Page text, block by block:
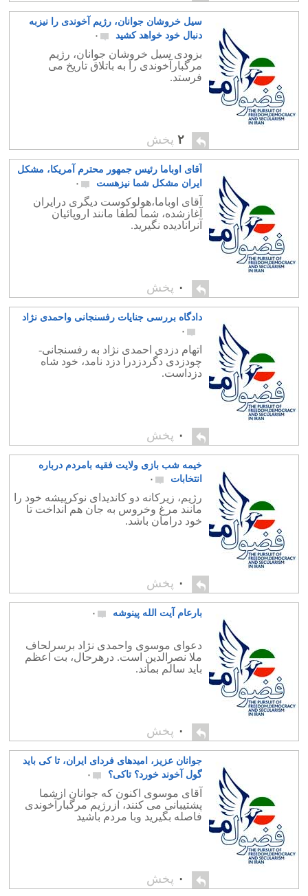
سیل خروشان جوانان، رژیم آخوندی را نیزبه
دنبال خود خواهد کشید
۰
بزودی سیل خروشان جوانان، رژیم
مرگبارآخوندی را به باتلاق تاریخ می
فرستد.
۲ پخش
آقای اوباما رئیس جمهور محترم آمریکا، مشکل
ایران مشکل شما نیزهست
۰
آقای اوباما،هولوکوست دیگری درایران
آغازشده، شما لطفا مانند اروپائیان
آنرانادیده نگیرید.
۰ پخش
دادگاه بررسی جنایات رفسنجانی واحمدی نژاد
۰
اتهام دزدی احمدی نژاد به رفسنجانی-
چودزدی دگردزدرا دزد نامد، خود شاه
دزداست.
۰ پخش
خیمه شب بازی ولایت فقیه بامردم درباره
انتخابات
۰
رژیم، زیرکانه دو کاندیدای نوکرپیشه خود را
مانند مرغ وخروس به جان هم انداخت تا
خود درامان باشد.
۰ پخش
بارعام آیت الله پینوشه ۰
دعوای موسوی واحمدی نژاد برسرلحاف
ملا نصرالدین است. درهرحال، بت اعظم
باید سالم بماند.
۰ پخش
جوانان عزیز، امیدهای فردای ایران، تا کی باید
گول آخوند خورد؟ تاکی؟
۰
آقای موسوی اکنون که جوانان ازشما
پشتیبانی می کنند، ازرژیم مرگبارآخوندی
فاصله بگیرید وبا مردم باشید
۰ پخش